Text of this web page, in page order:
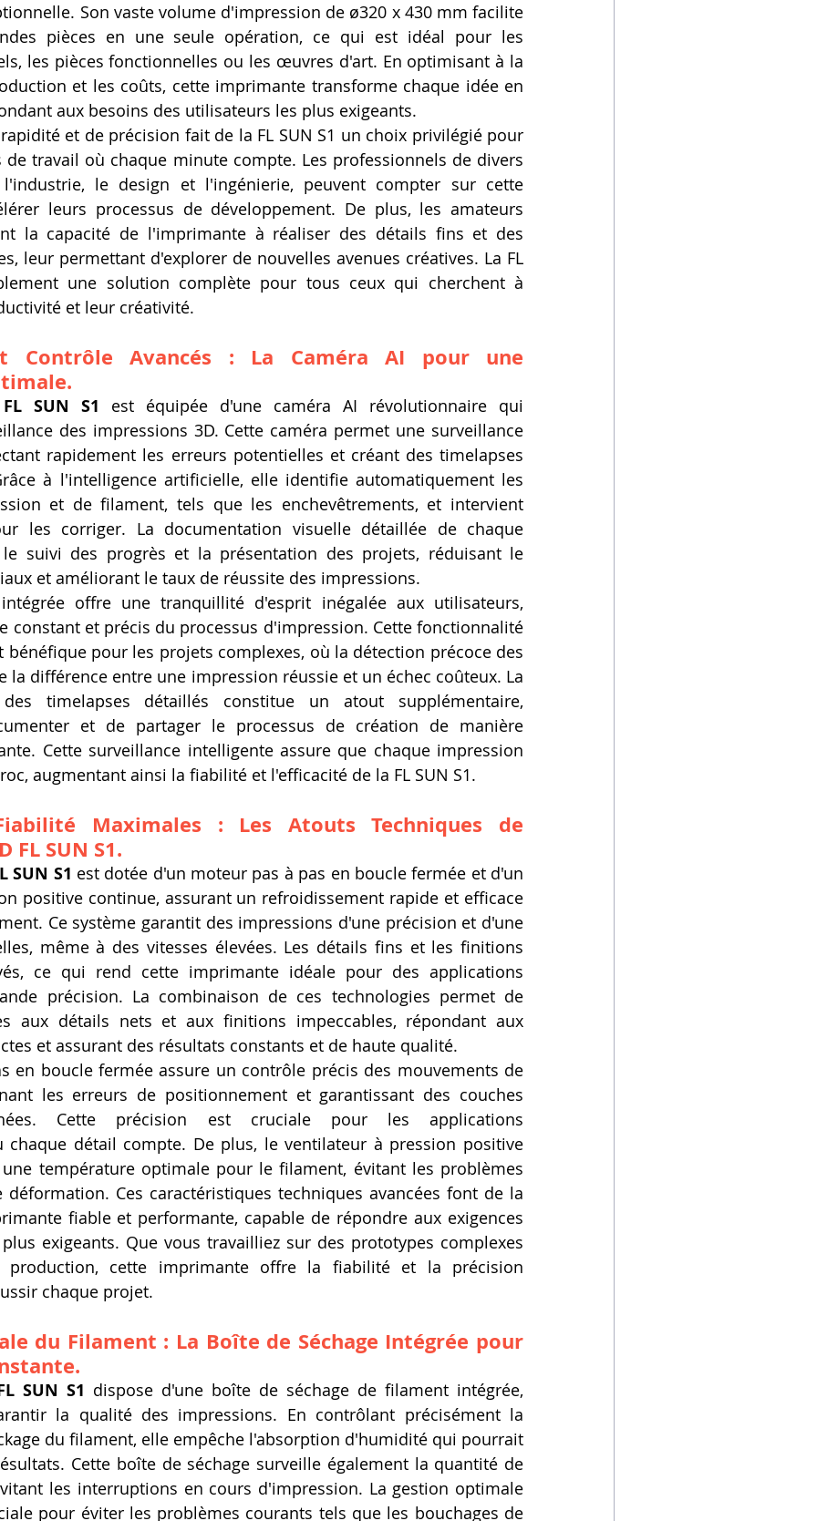
Son vaste volume d'impression de ø320 x 430 mm facilite
pièces en une seule opération, ce qui est idéal pour les
les pièces fonctionnelles ou les œuvres d'art. En optimisant à la
et les coûts, cette imprimante transforme chaque idée en
aux besoins des utilisateurs les plus exigeants.
et de précision fait de la FL SUN S1 un choix privilégié pour
de travail où chaque minute compte. Les professionnels de divers
le design et l'ingénierie, peuvent compter sur cette
leurs processus de développement. De plus, les amateurs
la capacité de l'imprimante à réaliser des détails fins et des
leur permettant d'explorer de nouvelles avenues créatives. La FL
une solution complète pour tous ceux qui cherchent à
et leur créativité.
Contrôle Avancés : La Caméra AI pour une
SUN S1 est équipée d'une caméra AI révolutionnaire qui
des impressions 3D. Cette caméra permet une surveillance
rapidement les erreurs potentielles et créant des timelapses
à l'intelligence artificielle, elle identifie automatiquement les
et de filament, tels que les enchevêtrements, et intervient
les corriger. La documentation visuelle détaillée de chaque
suivi des progrès et la présentation des projets, réduisant le
et améliorant le taux de réussite des impressions.
offre une tranquillité d'esprit inégalée aux utilisateurs,
constant et précis du processus d'impression. Cette fonctionnalité
bénéfique pour les projets complexes, où la détection précoce des
la différence entre une impression réussie et un échec coûteux. La
timelapses détaillés constitue un atout supplémentaire,
et de partager le processus de création de manière
Cette surveillance intelligente assure que chaque impression
augmentant ainsi la fiabilité et l'efficacité de la FL SUN S1.
Maximales : Les Atouts Techniques de
SUN S1.
SUN S1 est dotée d'un moteur pas à pas en boucle fermée et d'un
positive continue, assurant un refroidissement rapide et efficace
Ce système garantit des impressions d'une précision et d'une
même à des vitesses élevées. Les détails fins et les finitions
ce qui rend cette imprimante idéale pour des applications
précision. La combinaison de ces technologies permet de
aux détails nets et aux finitions impeccables, répondant aux
et assurant des résultats constants et de haute qualité.
en boucle fermée assure un contrôle précis des mouvements de
les erreurs de positionnement et garantissant des couches
Cette précision est cruciale pour les applications
chaque détail compte. De plus, le ventilateur à pression positive
température optimale pour le filament, évitant les problèmes
Ces caractéristiques techniques avancées font de la
fiable et performante, capable de répondre aux exigences
exigeants. Que vous travailliez sur des prototypes complexes
cette imprimante offre la fiabilité et la précision
chaque projet.
du Filament : La Boîte de Séchage Intégrée pour
SUN S1 dispose d'une boîte de séchage de filament intégrée,
la qualité des impressions. En contrôlant précisément la
du filament, elle empêche l'absorption d'humidité qui pourrait
Cette boîte de séchage surveille également la quantité de
les interruptions en cours d'impression. La gestion optimale
pour éviter les problèmes courants tels que les bouchages de